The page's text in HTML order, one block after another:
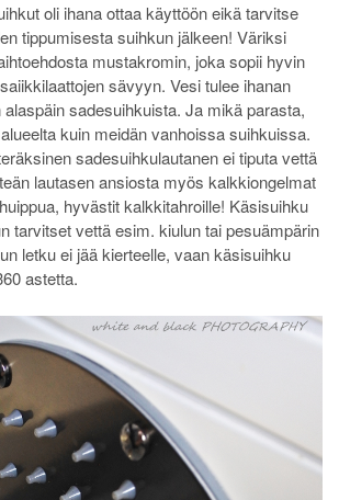
oli ihana ottaa käyttöön eikä tarvitse
tippumisesta suihkun jälkeen! Väriksi
mustakromin, joka sopii hyvin
sävyyn. Vesi tulee ihanan
sadesuihkuista. Ja mikä parasta,
kuin meidän vanhoissa suihkuissa.
sadesuihkulautanen ei tiputa vettä
lautasen ansiosta myös kalkkiongelmat
hyvästit kalkkitahroille! Käsisuihku
tarvitset vettä esim. kiulun tai pesuämpärin
letku ei jää kierteelle, vaan käsisuihku
astetta.